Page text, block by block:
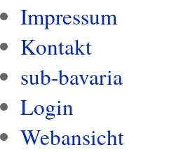
Impressum
Kontakt
sub-bavaria
Login
Webansicht